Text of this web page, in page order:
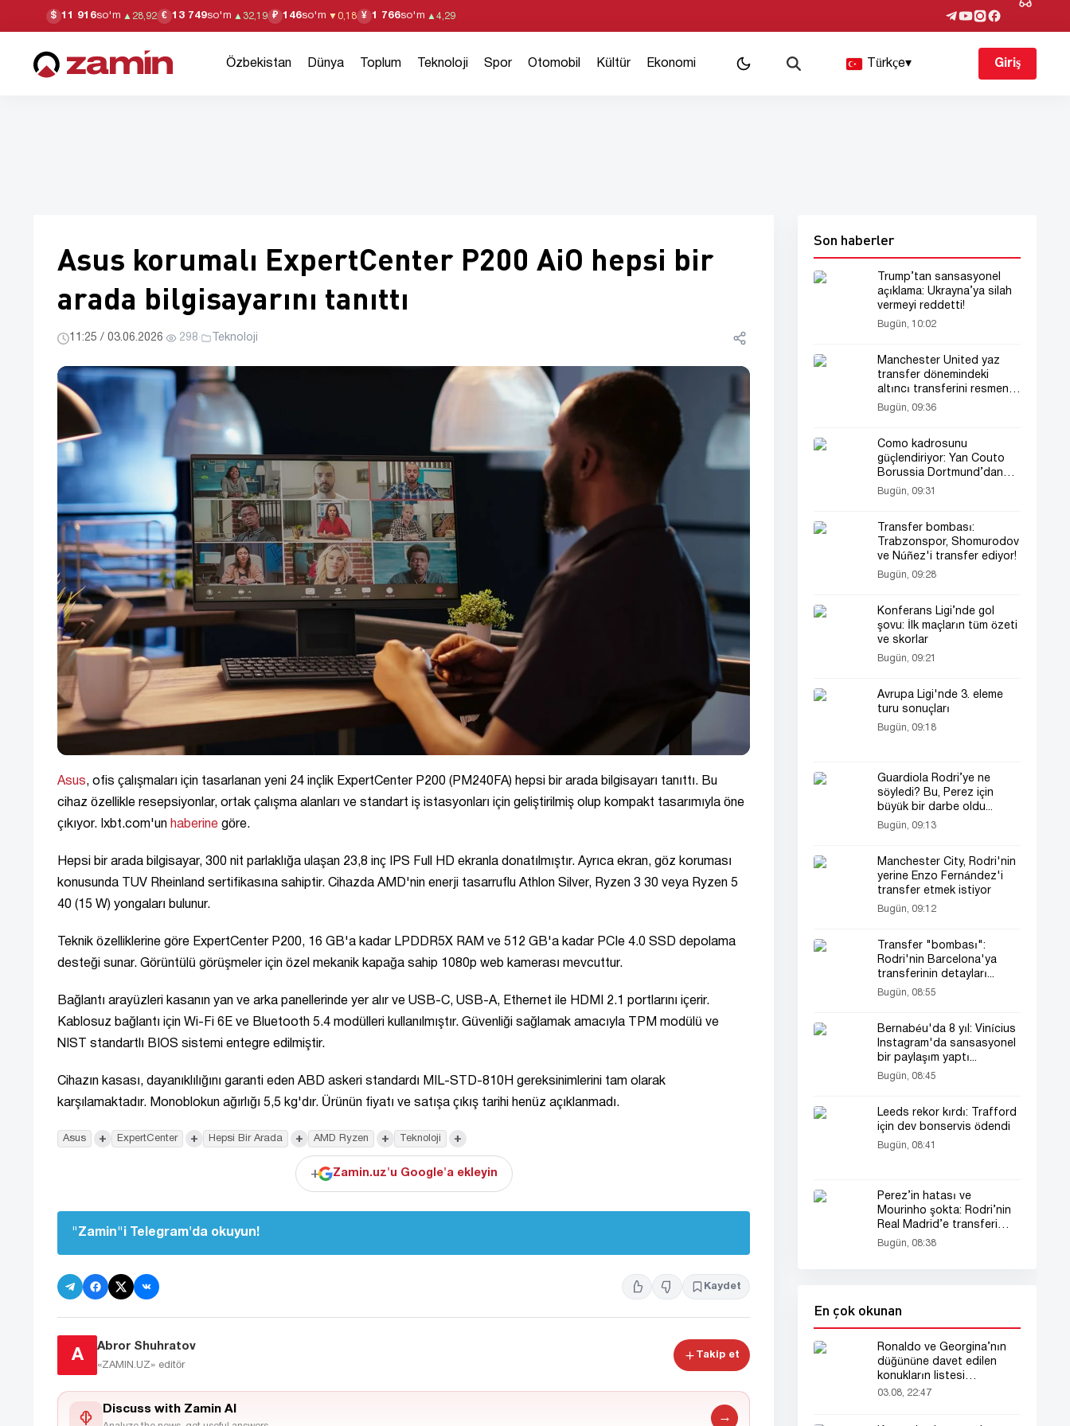
$ 11 916so'm ▲ 28,92 € 13 749so'm ▲ 32,19 ₽ 146so'm ▼ 0,18 ¥ 1 766so'm ▲ 4,29
Özbekistan Dünya Toplum Teknoloji Spor Otomobil Kültür Ekonomi Türkçe▾ Giriş
Asus korumalı ExpertCenter P200 AiO hepsi bir
arada bilgisayarını tanıttı
11:25 / 03.06.2026· 298· Teknoloji
Asus, ofis çalışmaları için tasarlanan yeni 24 inçlik ExpertCenter P200 (PM240FA) hepsi bir arada bilgisayarı tanıttı. Bu
cihaz özellikle resepsiyonlar, ortak çalışma alanları ve standart iş istasyonları için geliştirilmiş olup kompakt tasarımıyla öne
çıkıyor. Ixbt.com'un haberine göre.
Hepsi bir arada bilgisayar, 300 nit parlaklığa ulaşan 23,8 inç IPS Full HD ekranla donatılmıştır. Ayrıca ekran, göz koruması
konusunda TUV Rheinland sertifikasına sahiptir. Cihazda AMD'nin enerji tasarruflu Athlon Silver, Ryzen 3 30 veya Ryzen 5
40 (15 W) yongaları bulunur.
Teknik özelliklerine göre ExpertCenter P200, 16 GB'a kadar LPDDR5X RAM ve 512 GB'a kadar PCIe 4.0 SSD depolama
desteği sunar. Görüntülü görüşmeler için özel mekanik kapağa sahip 1080p web kamerası mevcuttur.
Bağlantı arayüzleri kasanın yan ve arka panellerinde yer alır ve USB-C, USB-A, Ethernet ile HDMI 2.1 portlarını içerir.
Kablosuz bağlantı için Wi-Fi 6E ve Bluetooth 5.4 modülleri kullanılmıştır. Güvenliği sağlamak amacıyla TPM modülü ve
NIST standartlı BIOS sistemi entegre edilmiştir.
Cihazın kasası, dayanıklılığını garanti eden ABD askeri standardı MIL-STD-810H gereksinimlerini tam olarak
karşılamaktadır. Monoblokun ağırlığı 5,5 kg'dır. Ürünün fiyatı ve satışa çıkış tarihi henüz açıklanmadı.
Asus + ExpertCenter + Hepsi Bir Arada + AMD Ryzen + Teknoloji +
+ Zamin.uz'u Google'a ekleyin
"Zamin"i Telegram'da okuyun!
Kaydet
A
Abror Shuhratov
«ZAMIN.UZ» editör
Takip et
Discuss with Zamin AI
→
Son haberler
Trump’tan sansasyonel
açıklama: Ukrayna’ya silah
vermeyi reddetti!
Bugün, 10:02
Manchester United yaz
transfer dönemindeki
altıncı transferini resmen
açıkladı
Bugün, 09:36
Como kadrosunu
güçlendiriyor: Yan Couto
Borussia Dortmund’dan
transfer edildi
Bugün, 09:31
Transfer bombası:
Trabzonspor, Shomurodov
ve Núñez'i transfer ediyor!
Bugün, 09:28
Konferans Ligi’nde gol
şovu: İlk maçların tüm özeti
ve skorlar
Bugün, 09:21
Avrupa Ligi'nde 3. eleme
turu sonuçları
Bugün, 09:18
Guardiola Rodri’ye ne
söyledi? Bu, Perez için
büyük bir darbe oldu...
Bugün, 09:13
Manchester City, Rodri'nin
yerine Enzo Fernández'i
transfer etmek istiyor
Bugün, 09:12
Transfer "bombası":
Rodri'nin Barcelona'ya
transferinin detayları...
Bugün, 08:55
Bernabéu'da 8 yıl: Vinícius
Instagram'da sansasyonel
bir paylaşım yaptı...
Bugün, 08:45
Leeds rekor kırdı: Trafford
için dev bonservis ödendi
Bugün, 08:41
Perez’in hatası ve
Mourinho şokta: Rodri’nin
Real Madrid’e transferi
neden suya düştü?
Bugün, 08:38
En çok okunan
Ronaldo ve Georgina’nın
düğününe davet edilen
konukların listesi
gündemde
03.08, 22:47